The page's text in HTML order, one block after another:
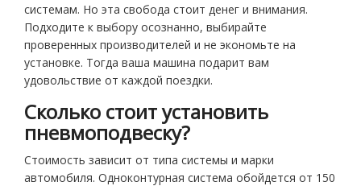
системам. Но эта свобода стоит денег и внимания.
Подходите к выбору осознанно, выбирайте
проверенных производителей и не экономьте на
установке. Тогда ваша машина подарит вам
удовольствие от каждой поездки.
Сколько стоит установить
пневмоподвеску?
Стоимость зависит от типа системы и марки
автомобиля. Одноконтурная система обойдется от 150